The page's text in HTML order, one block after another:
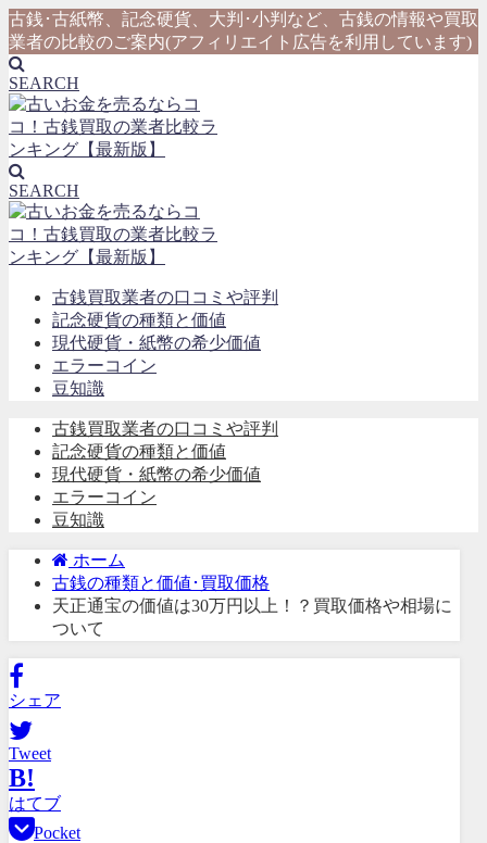
古銭･古紙幣、記念硬貨、大判･小判など、古銭の情報や買取
業者の比較のご案内(アフィリエイト広告を利用しています)
SEARCH
SEARCH
古銭買取業者の口コミや評判
記念硬貨の種類と価値
現代硬貨・紙幣の希少価値
エラーコイン
豆知識
古銭買取業者の口コミや評判
記念硬貨の種類と価値
現代硬貨・紙幣の希少価値
エラーコイン
豆知識
ホーム
古銭の種類と価値･買取価格
天正通宝の価値は30万円以上！？買取価格や相場に
ついて
シェア
Tweet
B!
はてブ
Pocket